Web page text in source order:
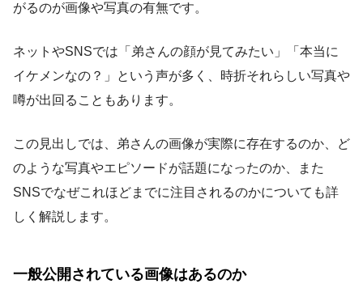
がるのが画像や写真の有無です。
ネットやSNSでは「弟さんの顔が見てみたい」「本当に
イケメンなの？」という声が多く、時折それらしい写真や
噂が出回ることもあります。
この見出しでは、弟さんの画像が実際に存在するのか、ど
のような写真やエピソードが話題になったのか、また
SNSでなぜこれほどまでに注目されるのかについても詳
しく解説します。
一般公開されている画像はあるのか